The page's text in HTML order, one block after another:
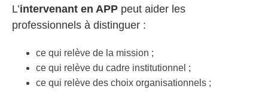
L’intervenant en APP peut aider les
professionnels à distinguer :
ce qui relève de la mission ;
ce qui relève du cadre institutionnel ;
ce qui relève des choix organisationnels ;